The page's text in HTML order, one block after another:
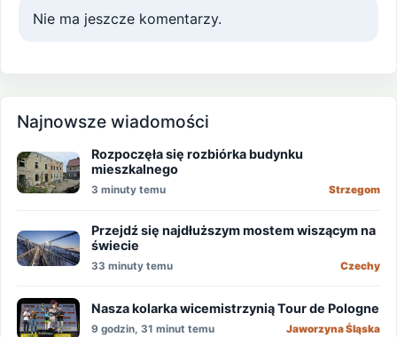
Nie ma jeszcze komentarzy.
Najnowsze wiadomości
Rozpoczęła się rozbiórka budynku
mieszkalnego
3 minuty temu Strzegom
Przejdź się najdłuższym mostem wiszącym na
świecie
33 minuty temu Czechy
Nasza kolarka wicemistrzynią Tour de Pologne
9 godzin, 31 minut temu Jaworzyna Śląska